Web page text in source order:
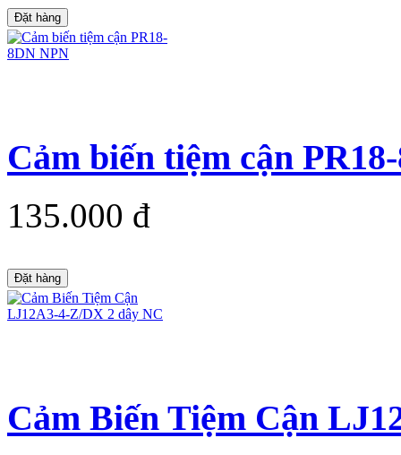
Đặt hàng
Cảm biến tiệm cận
135.000 đ
Đặt hàng
Cảm Biến Tiệm Cận